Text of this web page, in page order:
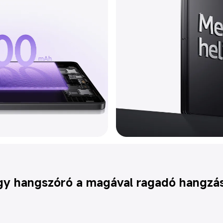
hangszóró a magával ragadó